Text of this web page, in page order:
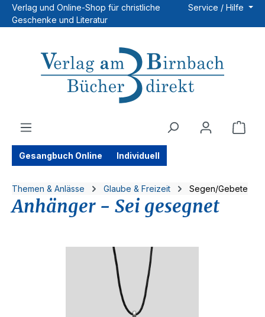
Zum Hauptinhalt springen
Verlag und Online-Shop für christliche
Geschenke und Literatur
Service / Hilfe
Gesangbuch Online Individuell
Themen & Anlässe Glaube & Freizeit Segen/Gebete
Anhänger - Sei gesegnet
Bildergalerie überspringen